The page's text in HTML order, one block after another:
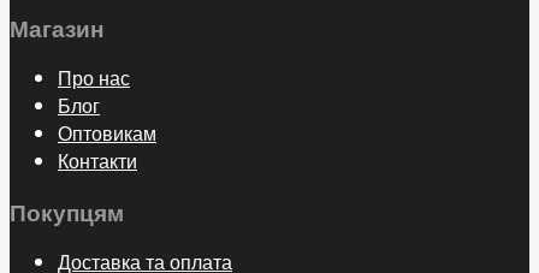
Магазин
Про нас
Блог
Оптовикам
Контакти
Покупцям
Доставка та оплата